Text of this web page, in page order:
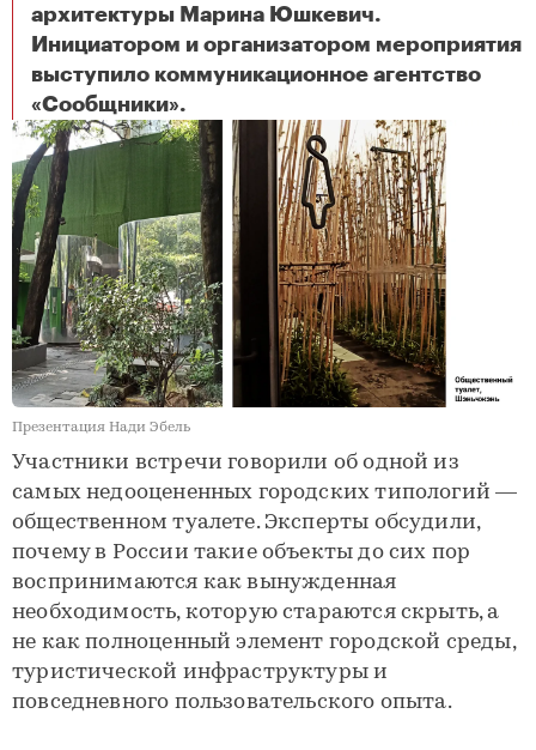
архитектуры Марина Юшкевич.
Инициатором и организатором мероприятия
выступило коммуникационное агентство
«Сообщники».
Презентация Нади Эбель
Участники встречи говорили об одной из
самых недооцененных городских типологий —
общественном туалете. Эксперты обсудили,
почему в России такие объекты до сих пор
воспринимаются как вынужденная
необходимость, которую стараются скрыть, а
не как полноценный элемент городской среды,
туристической инфраструктуры и
повседневного пользовательского опыта.